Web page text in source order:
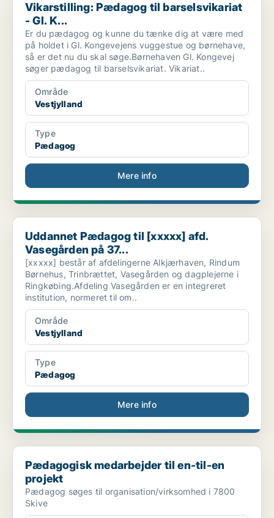
Vikarstilling: Pædagog til barselsvikariat
- Gl. K...
Er du pædagog og kunne du tænke dig at være med
på holdet i Gl. Kongevejens vuggestue og børnehave,
så er det nu du skal søge.Børnehaven Gl. Kongevej
søger pædagog til barselsvikariat. Vikariat..
Område
Vestjylland
Type
Pædagog
Mere info
Uddannet Pædagog til [xxxxx] afd. Vasegården på 37...
Uddannet Pædagog til [xxxxx] afd.
Vasegården på 37...
[xxxxx] består af afdelingerne Alkjærhaven, Rindum
Børnehus, Trinbrættet, Vasegården og dagplejerne i
Ringkøbing.Afdeling Vasegården er en integreret
institution, normeret til om..
Område
Vestjylland
Type
Pædagog
Mere info
Pædagogisk medarbejder til en-til-en projekt
Pædagogisk medarbejder til en-til-en
projekt
Pædagog søges til organisation/virksomhed i 7800
Skive